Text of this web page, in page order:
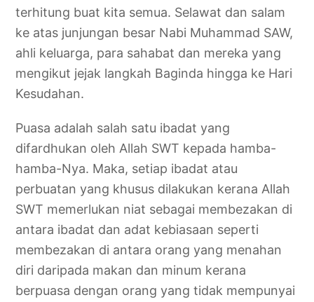
terhitung buat kita semua. Selawat dan salam
ke atas junjungan besar Nabi Muhammad SAW,
ahli keluarga, para sahabat dan mereka yang
mengikut jejak langkah Baginda hingga ke Hari
Kesudahan.
Puasa adalah salah satu ibadat yang
difardhukan oleh Allah SWT kepada hamba-
hamba-Nya. Maka, setiap ibadat atau
perbuatan yang khusus dilakukan kerana Allah
SWT memerlukan niat sebagai membezakan di
antara ibadat dan adat kebiasaan seperti
membezakan di antara orang yang menahan
diri daripada makan dan minum kerana
berpuasa dengan orang yang tidak mempunyai